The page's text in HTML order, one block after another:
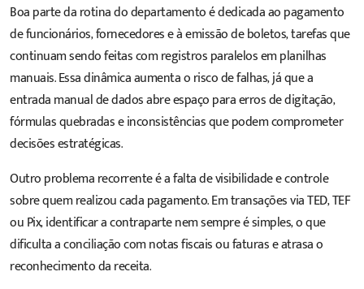
Boa parte da rotina do departamento é dedicada ao pagamento
de funcionários, fornecedores e à emissão de boletos, tarefas que
continuam sendo feitas com registros paralelos em planilhas
manuais. Essa dinâmica aumenta o risco de falhas, já que a
entrada manual de dados abre espaço para erros de digitação,
fórmulas quebradas e inconsistências que podem comprometer
decisões estratégicas.
Outro problema recorrente é a falta de visibilidade e controle
sobre quem realizou cada pagamento. Em transações via TED, TEF
ou Pix, identificar a contraparte nem sempre é simples, o que
dificulta a conciliação com notas fiscais ou faturas e atrasa o
reconhecimento da receita.